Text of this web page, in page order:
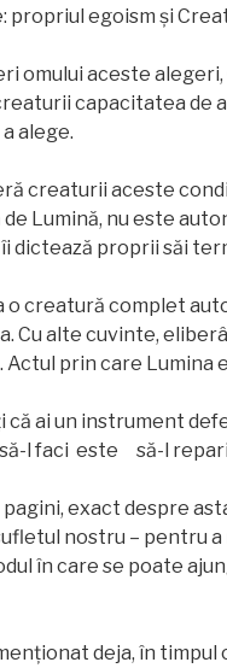
propriul egoism și
omului aceste
capacitatea de
alege.
creaturii aceste
Lumină, nu este
dictează proprii săi
o creatură complet
Cu alte cuvinte,
Actul prin care Lumina
că ai un instrument
l faci este să-l repari
pagini, exact despre
nostru – pentru
în care se poate
deja, în